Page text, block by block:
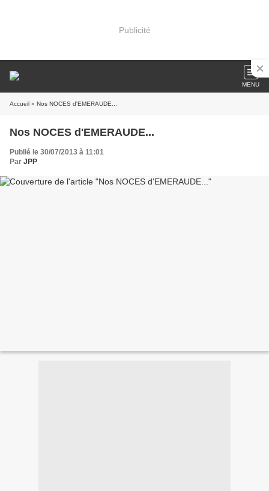
Publicité
MENU
Accueil » Nos NOCES d'EMERAUDE...
Nos NOCES d'EMERAUDE...
Publié le 30/07/2013 à 11:01
Par JPP